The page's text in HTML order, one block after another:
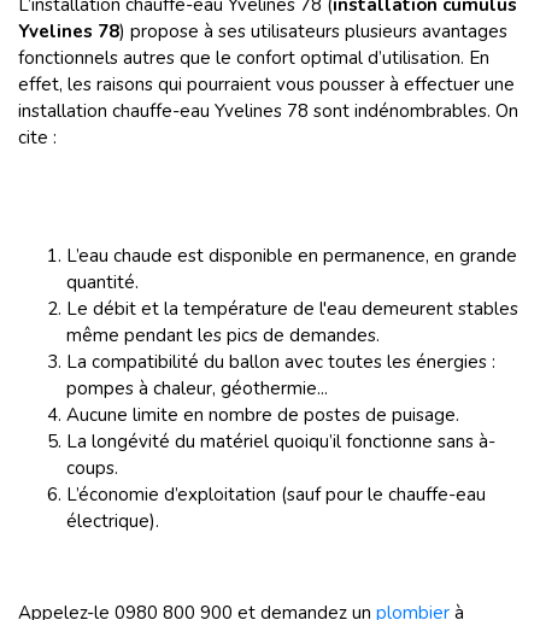
L’installation chauffe-eau Yvelines 78 (installation cumulus
Yvelines 78) propose à ses utilisateurs plusieurs avantages
fonctionnels autres que le confort optimal d’utilisation. En
effet, les raisons qui pourraient vous pousser à effectuer une
installation chauffe-eau Yvelines 78 sont indénombrables. On
cite :
L’eau chaude est disponible en permanence, en grande
quantité.
Le débit et la température de l'eau demeurent stables
même pendant les pics de demandes.
La compatibilité du ballon avec toutes les énergies :
pompes à chaleur, géothermie...
Aucune limite en nombre de postes de puisage.
La longévité du matériel quoiqu’il fonctionne sans à-
coups.
L’économie d’exploitation (sauf pour le chauffe-eau
électrique).
Appelez-le 0980 800 900 et demandez un plombier à